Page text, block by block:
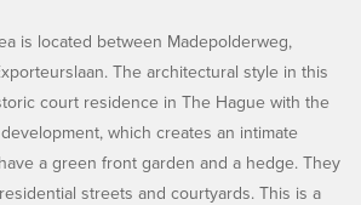
is located between Madepolderweg,
The architectural style in this
court residence in The Hague with the
which creates an intimate
a green front garden and a hedge. They
streets and courtyards. This is a